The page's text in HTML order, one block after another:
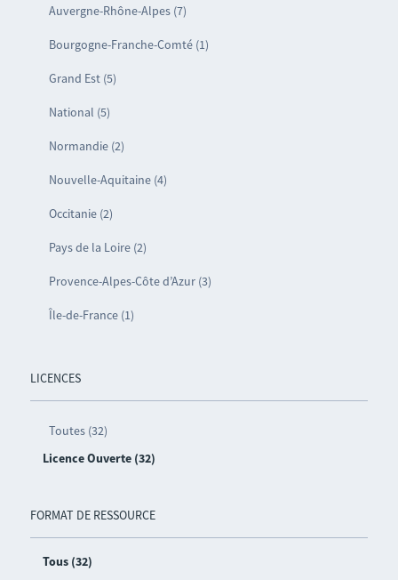
Auvergne-Rhône-Alpes (7)
Bourgogne-Franche-Comté (1)
Grand Est (5)
National (5)
Normandie (2)
Nouvelle-Aquitaine (4)
Occitanie (2)
Pays de la Loire (2)
Provence-Alpes-Côte d’Azur (3)
Île-de-France (1)
LICENCES
Toutes (32)
Licence Ouverte (32)
FORMAT DE RESSOURCE
Tous (32)